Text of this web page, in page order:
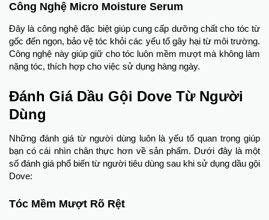
Công Nghệ Micro Moisture Serum
Đây là công nghệ đặc biệt giúp cung cấp dưỡng chất cho tóc từ
gốc đến ngọn, bảo vệ tóc khỏi các yếu tố gây hại từ môi trường.
Công nghệ này giúp giữ cho tóc luôn mềm mượt mà không làm
nặng tóc, thích hợp cho việc sử dụng hàng ngày.
Đánh Giá Dầu Gội Dove Từ Người
Dùng
Những đánh giá từ người dùng luôn là yếu tố quan trọng giúp
bạn có cái nhìn chân thực hơn về sản phẩm. Dưới đây là một
số đánh giá phổ biến từ người tiêu dùng sau khi sử dụng dầu gội
Dove:
Tóc Mềm Mượt Rõ Rệt